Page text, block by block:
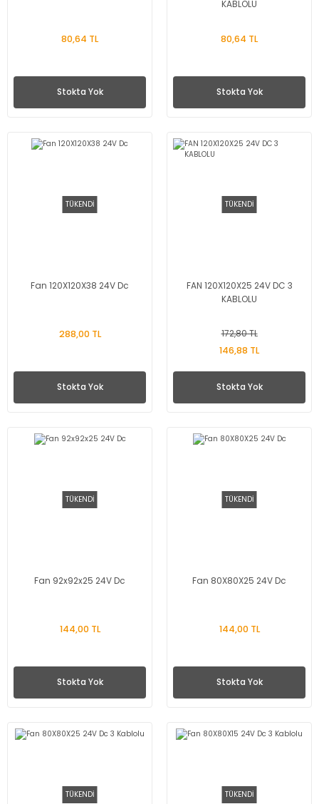
80,64 TL
Stokta Yok
KABLOLU
80,64 TL
Stokta Yok
TÜKENDİ
Fan 120X120X38 24V Dc
288,00 TL
Stokta Yok
TÜKENDİ
FAN 120X120X25 24V DC 3
KABLOLU
172,80 TL
146,88 TL
Stokta Yok
TÜKENDİ
Fan 92x92x25 24V Dc
144,00 TL
Stokta Yok
TÜKENDİ
Fan 80X80X25 24V Dc
144,00 TL
Stokta Yok
TÜKENDİ TÜKENDİ